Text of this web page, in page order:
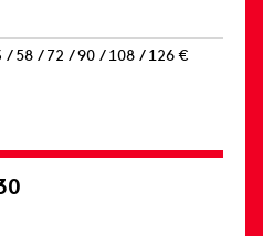
/ 58 / 72 / 90 / 108 / 126 €